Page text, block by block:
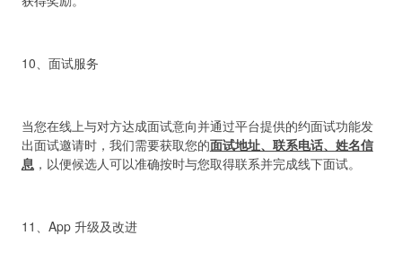
10、面试服务
当您在线上与对方达成面试意向并通过平台提供的约面试功能发
出面试邀请时，我们需要获取您的面试地址、联系电话、姓名信
息，以便候选人可以准确按时与您取得联系并完成线下面试。
11、App 升级及改进